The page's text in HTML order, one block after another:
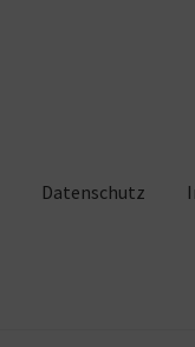
Datenschutz